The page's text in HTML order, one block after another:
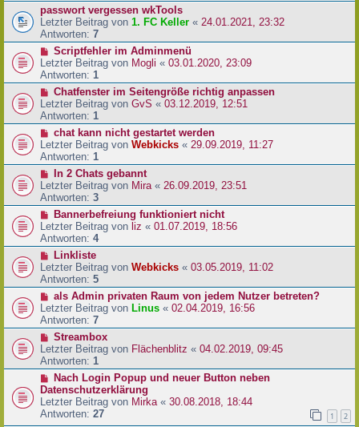
passwort vergessen wkTools
Letzter Beitrag von 1. FC Keller « 24.01.2021, 23:32
Antworten: 7
Scriptfehler im Adminmenü
Letzter Beitrag von Mogli « 03.01.2020, 23:09
Antworten: 1
Chatfenster im Seitengröße richtig anpassen
Letzter Beitrag von GvS « 03.12.2019, 12:51
Antworten: 1
chat kann nicht gestartet werden
Letzter Beitrag von Webkicks « 29.09.2019, 11:27
Antworten: 1
In 2 Chats gebannt
Letzter Beitrag von Mira « 26.09.2019, 23:51
Antworten: 3
Bannerbefreiung funktioniert nicht
Letzter Beitrag von liz « 01.07.2019, 18:56
Antworten: 4
Linkliste
Letzter Beitrag von Webkicks « 03.05.2019, 11:02
Antworten: 5
als Admin privaten Raum von jedem Nutzer betreten?
Letzter Beitrag von Linus « 02.04.2019, 16:56
Antworten: 7
Streambox
Letzter Beitrag von Flächenblitz « 04.02.2019, 09:45
Antworten: 1
Nach Login Popup und neuer Button neben
Datenschutzerklärung
Letzter Beitrag von Mirka « 30.08.2018, 18:44
Antworten: 27 1 2